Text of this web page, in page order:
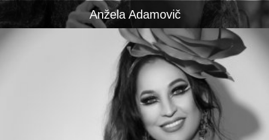
Anžela Adamovič